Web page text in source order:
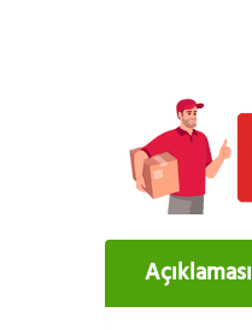
Açıklaması